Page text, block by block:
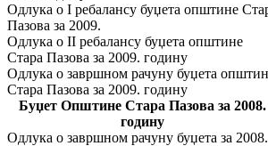
Одлука о I ребалансу буџета општине
Пазова за 2009.
Одлука о II ребалансу буџета општине
Стара Пазова за 2009. годину
Одлука о завршном рачуну буџета
Стара Пазова за 2009. годину
Буџет Општине Стара Пазова за 2008.
годину
Одлука о завршном рачуну буџета за 2008.